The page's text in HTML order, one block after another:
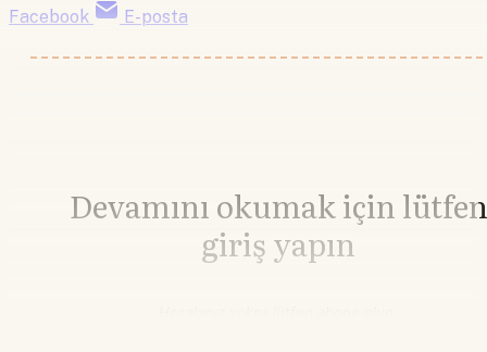
Facebook
E-posta
Devamını okumak için lütfen
giriş yapın